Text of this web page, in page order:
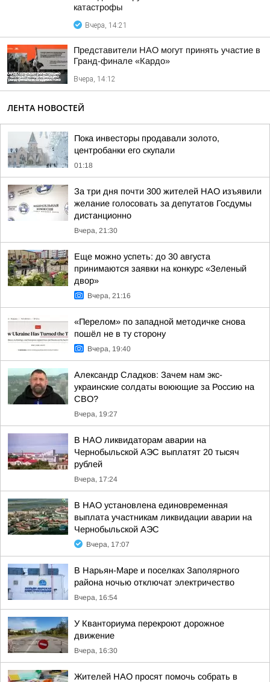
катастрофы
Вчера, 14:21
Представители НАО могут принять участие в
Гранд-финале «Кардо»
Вчера, 14:12
ЛЕНТА НОВОСТЕЙ
Пока инвесторы продавали золото,
центробанки его скупали
01:18
За три дня почти 300 жителей НАО изъявили
желание голосовать за депутатов Госдумы
дистанционно
Вчера, 21:30
Еще можно успеть: до 30 августа
принимаются заявки на конкурс «Зеленый
двор»
Вчера, 21:16
«Перелом» по западной методичке снова
пошёл не в ту сторону
Вчера, 19:40
Александр Сладков: Зачем нам экс-
украинские солдаты воюющие за Россию на
СВО?
Вчера, 19:27
В НАО ликвидаторам аварии на
Чернобыльской АЭС выплатят 20 тысяч
рублей
Вчера, 17:24
В НАО установлена единовременная
выплата участникам ликвидации аварии на
Чернобыльской АЭС
Вчера, 17:07
В Нарьян-Маре и поселках Заполярного
района ночью отключат электричество
Вчера, 16:54
У Кванториума перекроют дорожное
движение
Вчера, 16:30
Жителей НАО просят помочь собрать в